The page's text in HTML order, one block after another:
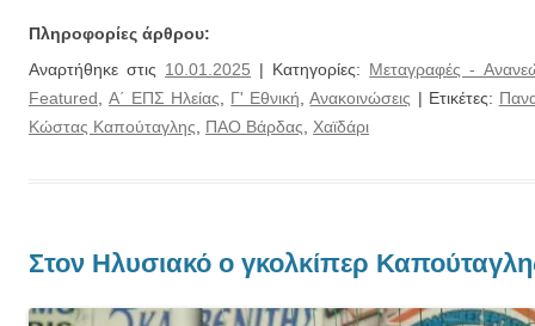
Πληροφορίες άρθρου:
Αναρτήθηκε στις 10.01.2025 | Κατηγορίες: Μεταγραφές -
Featured ,Α΄ ΕΠΣ Ηλείας Γ' Εθνική ,Ανακοινώσεις | Ετικέτες:
Κώστας Καπούταγλης
ΠΑΟ Βάρδας Χαϊδάρι
Στον Ηλυσιακό ο γκολκίπερ